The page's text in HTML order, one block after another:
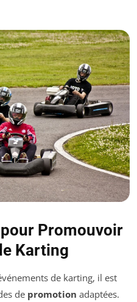
Promouvoir
Karting
de karting, il est
de promotion adaptées.